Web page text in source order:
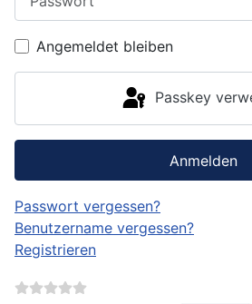
Angemeldet bleiben
Passkey
Anmelden
Passwort vergessen?
Benutzername vergessen?
Registrieren